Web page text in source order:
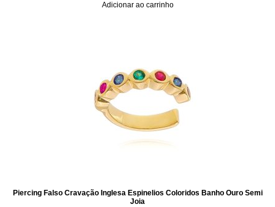
Adicionar ao carrinho
Piercing Falso Cravação Inglesa Espinelios Coloridos Banho Ouro Semi
Joia